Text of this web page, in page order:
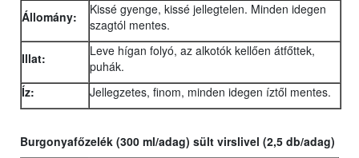
Állomány:
Kissé gyenge, kissé jellegtelen. Minden idegen
szagtól mentes.
Illat:
Leve hígan folyó, az alkotók kellően átfőttek,
puhák.
Íz:
Jellegzetes, finom, minden idegen íztől mentes.
Burgonyafőzelék (300 ml/adag) sült virslivel (2,5 db/adag)